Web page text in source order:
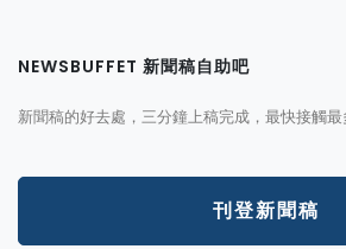
NEWSBUFFET 新聞稿自助吧
新聞稿的好去處，三分鐘上稿完成，最快接觸最
刊登新聞稿